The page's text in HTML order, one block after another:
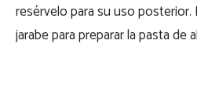
resérvelo para su uso posterior.
jarabe para preparar la pasta de